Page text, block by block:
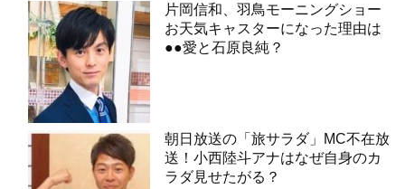
片岡信和、羽鳥モーニングショー
お天気キャスターになった理由は
●●愛と石原良純？
朝日放送の「旅サラダ」MC不在放
送！小西陸斗アナはなぜ自身のカ
ラダ見せたがる？